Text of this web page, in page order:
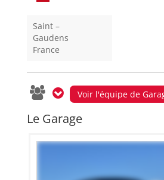
Saint –
Gaudens
France
Voir l'équipe de
Le Garage